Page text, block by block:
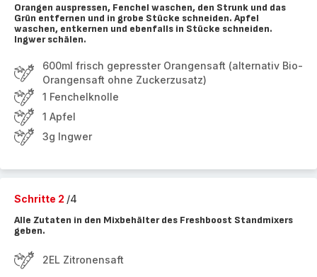
Orangen auspressen, Fenchel waschen, den Strunk und das
Grün entfernen und in grobe Stücke schneiden. Apfel
waschen, entkernen und ebenfalls in Stücke schneiden.
Ingwer schälen.
600ml frisch gepresster Orangensaft (alternativ Bio-
Orangensaft ohne Zuckerzusatz)
1 Fenchelknolle
1 Apfel
3g Ingwer
Schritte 2 /4
Alle Zutaten in den Mixbehälter des Freshboost Standmixers
geben.
2EL Zitronensaft